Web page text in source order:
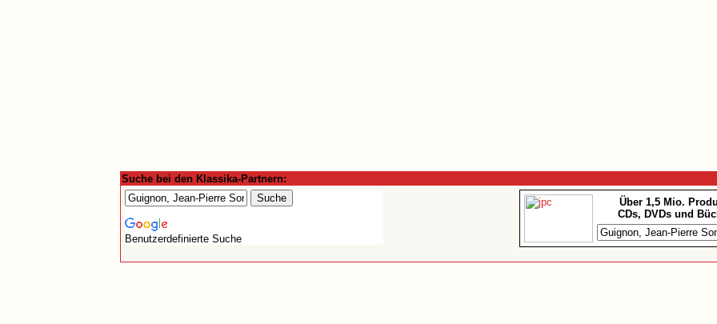
Suche bei den Klassika-Partnern:
Benutzerdefinierte Suche
Über 1,5 Mio.
CDs, DVDs und